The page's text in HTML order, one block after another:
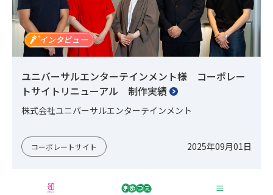
ユニバーサルエンターテインメント様 コーポレー
トサイトリニューアル 制作実績
株式会社ユニバーサルエンターテインメント
コーポレートサイト 2025年09月01日